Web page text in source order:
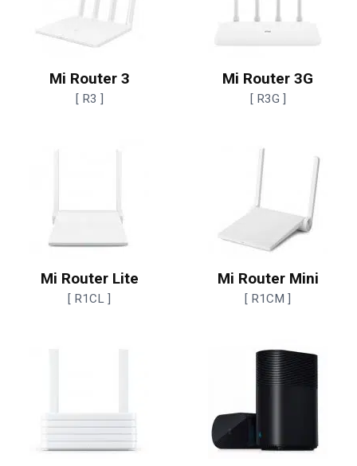
Mi Router 3
[ R3 ]
Mi Router 3G
[ R3G ]
Mi Router Lite
[ R1CL ]
Mi Router Mini
[ R1CM ]